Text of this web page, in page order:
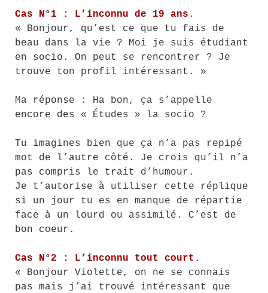
Cas N°1 : L’inconnu de 19 ans .
« Bonjour, qu’est ce que tu fais de
beau dans la vie ? Moi je suis étudiant
en socio. On peut se rencontrer ? Je
trouve ton profil intéressant. »
Ma réponse : Ha bon, ça s’appelle
encore des « Études » la socio ?
Tu imagines bien que ça n’a pas repipé
mot de l’autre côté. Je crois qu’il n’a
pas compris le trait d’humour.
Je t’autorise à utiliser cette réplique
si un jour tu es en manque de répartie
face à un lourd ou assimilé. C’est de
bon coeur.
Cas N°2 : L’inconnu tout court .
« Bonjour Violette, on ne se connais
pas mais j’ai trouvé intéressant que